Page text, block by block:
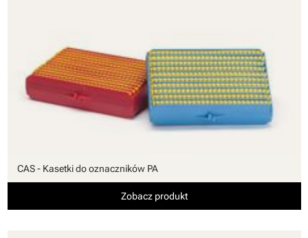
CAS - Kasetki do oznaczników PA
Zobacz produkt